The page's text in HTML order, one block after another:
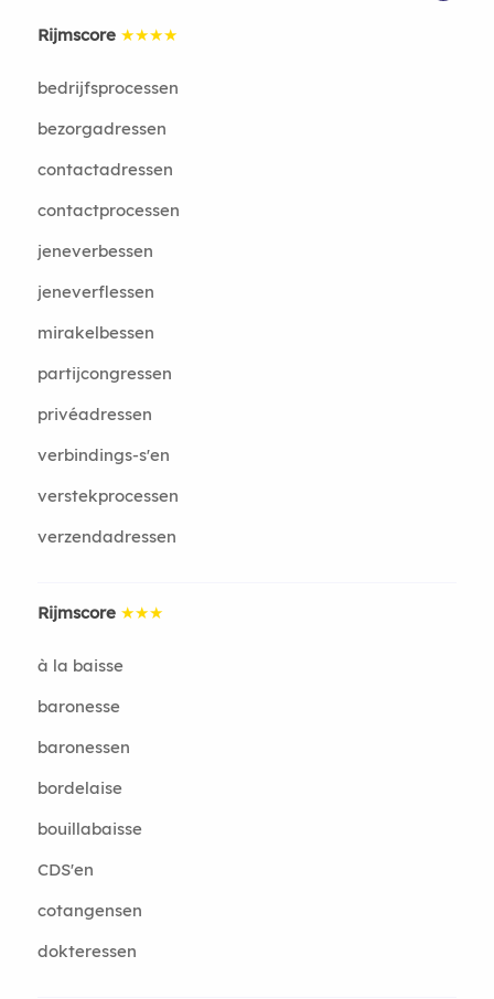
Rijmscore ★★★★
bedrijfsprocessen
bezorgadressen
contactadressen
contactprocessen
jeneverbessen
jeneverflessen
mirakelbessen
partijcongressen
privéadressen
verbindings-s'en
verstekprocessen
verzendadressen
Rijmscore ★★★
à la baisse
baronesse
baronessen
bordelaise
bouillabaisse
CDS'en
cotangensen
dokteressen